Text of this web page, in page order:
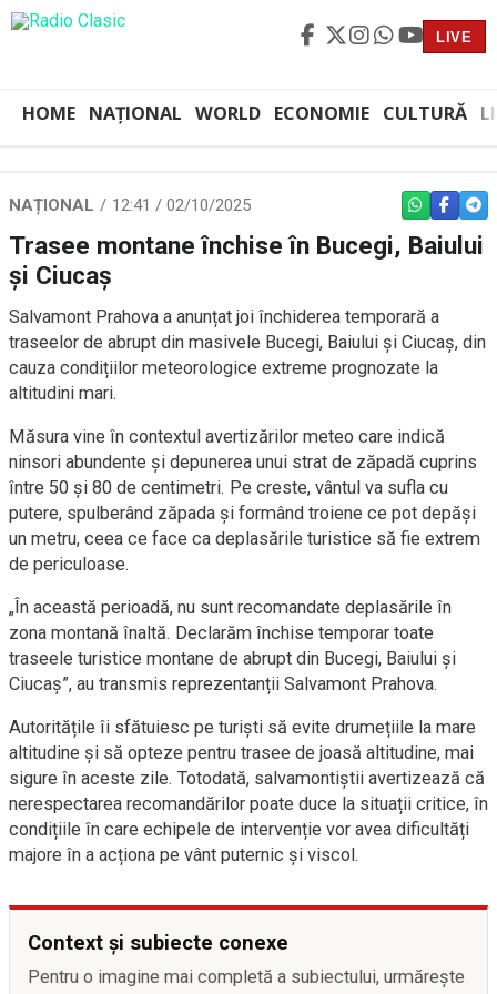
LIVE
HOME NAȚIONAL WORLD ECONOMIE CULTURĂ
NAȚIONAL 12:41 / 02/10/2025 WHATSAPP
Trasee montane închise în Bucegi, Baiului
și Ciucaș
Salvamont Prahova a anunțat joi închiderea temporară a
traseelor de abrupt din masivele Bucegi, Baiului și Ciucaș, din
cauza condițiilor meteorologice extreme prognozate la
altitudini mari.
Măsura vine în contextul avertizărilor meteo care indică
ninsori abundente și depunerea unui strat de zăpadă cuprins
între 50 și 80 de centimetri. Pe creste, vântul va sufla cu
putere, spulberând zăpada și formând troiene ce pot depăși
un metru, ceea ce face ca deplasările turistice să fie extrem
de periculoase.
„În această perioadă, nu sunt recomandate deplasările în
zona montană înaltă. Declarăm închise temporar toate
traseele turistice montane de abrupt din Bucegi, Baiului și
Ciucaș”, au transmis reprezentanții Salvamont Prahova.
Autoritățile îi sfătuiesc pe turiști să evite drumețiile la mare
altitudine și să opteze pentru trasee de joasă altitudine, mai
sigure în aceste zile. Totodată, salvamontiștii avertizează că
nerespectarea recomandărilor poate duce la situații critice, în
condițiile în care echipele de intervenție vor avea dificultăți
majore în a acționa pe vânt puternic și viscol.
Context și subiecte conexe
Pentru o imagine mai completă a subiectului, urmărește